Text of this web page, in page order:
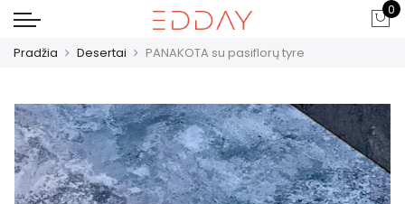
0
Pradžia Desertai PANAKOTA su pasiflorų tyre